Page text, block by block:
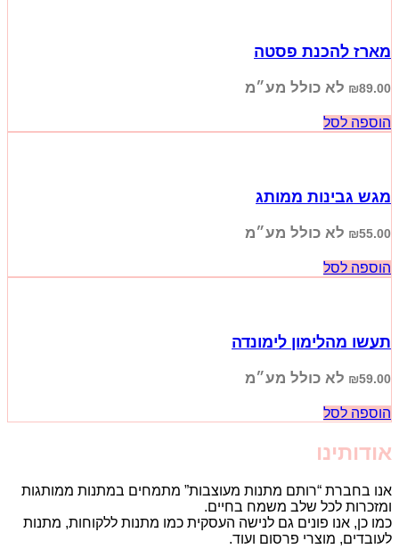
מארז להכנת פסטה
₪89.00 לא כולל מע״מ
הוספה לסל
מגש גבינות ממותג
₪55.00 לא כולל מע״מ
הוספה לסל
תעשו מהלימון לימונדה
₪59.00 לא כולל מע״מ
הוספה לסל
אודותינו
אנו בחברת “רותם מתנות מעוצבות” מתמחים במתנות ממותגות
ומזכרות לכל שלב משמח בחיים.
כמו כן, אנו פונים גם לנישה העסקית כמו מתנות ללקוחות, מתנות
לעובדים, מוצרי פרסום ועוד.